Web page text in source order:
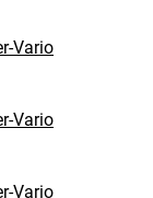
Vario
Vario
Vario